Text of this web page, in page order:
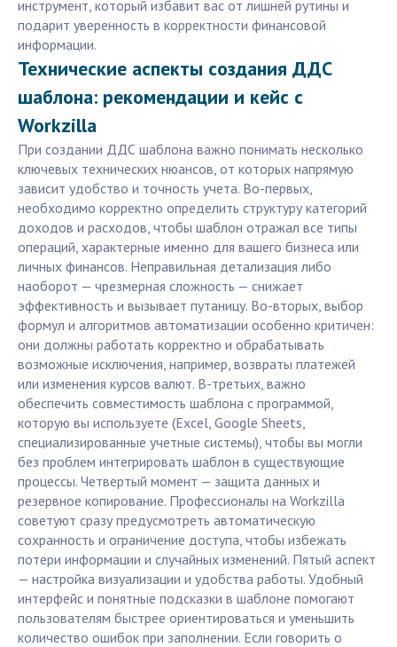
инструмент, который избавит вас от лишней рутины и
подарит уверенность в корректности финансовой
информации.
Технические аспекты создания ДДС
шаблона: рекомендации и кейс с
Workzilla
При создании ДДС шаблона важно понимать несколько
ключевых технических нюансов, от которых напрямую
зависит удобство и точность учета. Во-первых,
необходимо корректно определить структуру категорий
доходов и расходов, чтобы шаблон отражал все типы
операций, характерные именно для вашего бизнеса или
личных финансов. Неправильная детализация либо
наоборот — чрезмерная сложность — снижает
эффективность и вызывает путаницу. Во-вторых, выбор
формул и алгоритмов автоматизации особенно критичен:
они должны работать корректно и обрабатывать
возможные исключения, например, возвраты платежей
или изменения курсов валют. В-третьих, важно
обеспечить совместимость шаблона с программой,
которую вы используете (Excel, Google Sheets,
специализированные учетные системы), чтобы вы могли
без проблем интегрировать шаблон в существующие
процессы. Четвертый момент — защита данных и
резервное копирование. Профессионалы на Workzilla
советуют сразу предусмотреть автоматическую
сохранность и ограничение доступа, чтобы избежать
потери информации и случайных изменений. Пятый аспект
— настройка визуализации и удобства работы. Удобный
интерфейс и понятные подсказки в шаблоне помогают
пользователям быстрее ориентироваться и уменьшить
количество ошибок при заполнении. Если говорить о